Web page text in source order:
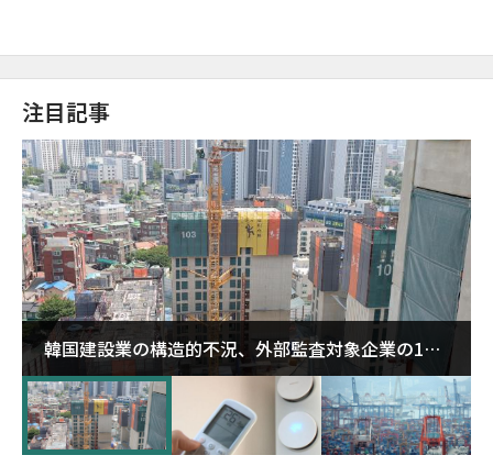
注目記事
韓国建設業の構造的不況、外部監査対象企業の1割
超が「ゾンビ企業」に…5年で2.8倍増